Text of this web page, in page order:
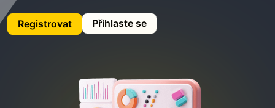
Registrovat Přihlaste se